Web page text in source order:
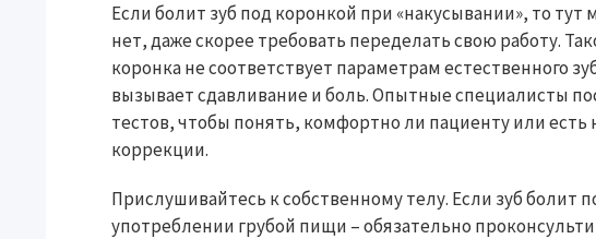
Если болит зуб под коронкой при «накусывании», то
нет, даже скорее требовать переделать свою работу.
коронка не соответствует параметрам естественного
вызывает сдавливание и боль. Опытные специалисты
тестов, чтобы понять, комфортно ли пациенту или
коррекции.
Прислушивайтесь к собственному телу. Если зуб болит
употреблении грубой пищи – обязательно